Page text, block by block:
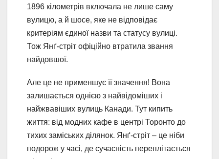
1896 кілометрів включала не лише саму
вулицю, а й шосе, яке не відповідає
критеріям єдиної назви та статусу вулиці.
Тож Янґ-стріт офіційно втратила звання
найдовшої.
Але це не применшує її значення! Вона
залишається однією з найвідоміших і
найжвавіших вулиць Канади. Тут кипить
життя: від модних кафе в центрі Торонто до
тихих заміських ділянок. Янґ-стріт – це ніби
подорож у часі, де сучасність переплітається